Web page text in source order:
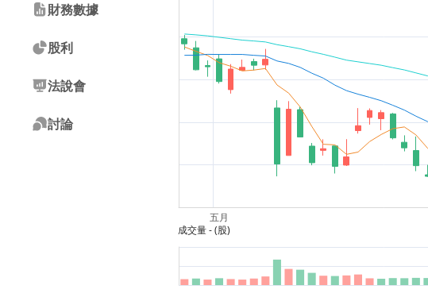
財務數據
股利
法說會
討論
成交量- (股)